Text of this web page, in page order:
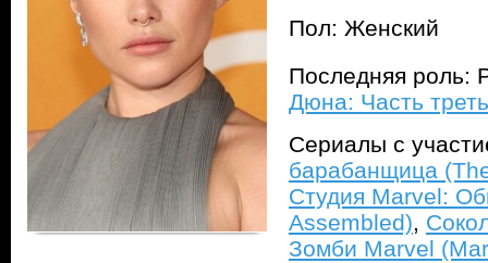
Пол: Женский
Последняя роль:
Дюна: Часть
Сериалы с
барабанщица
Студия Marvel:
Assembled),
Зомби Marvel